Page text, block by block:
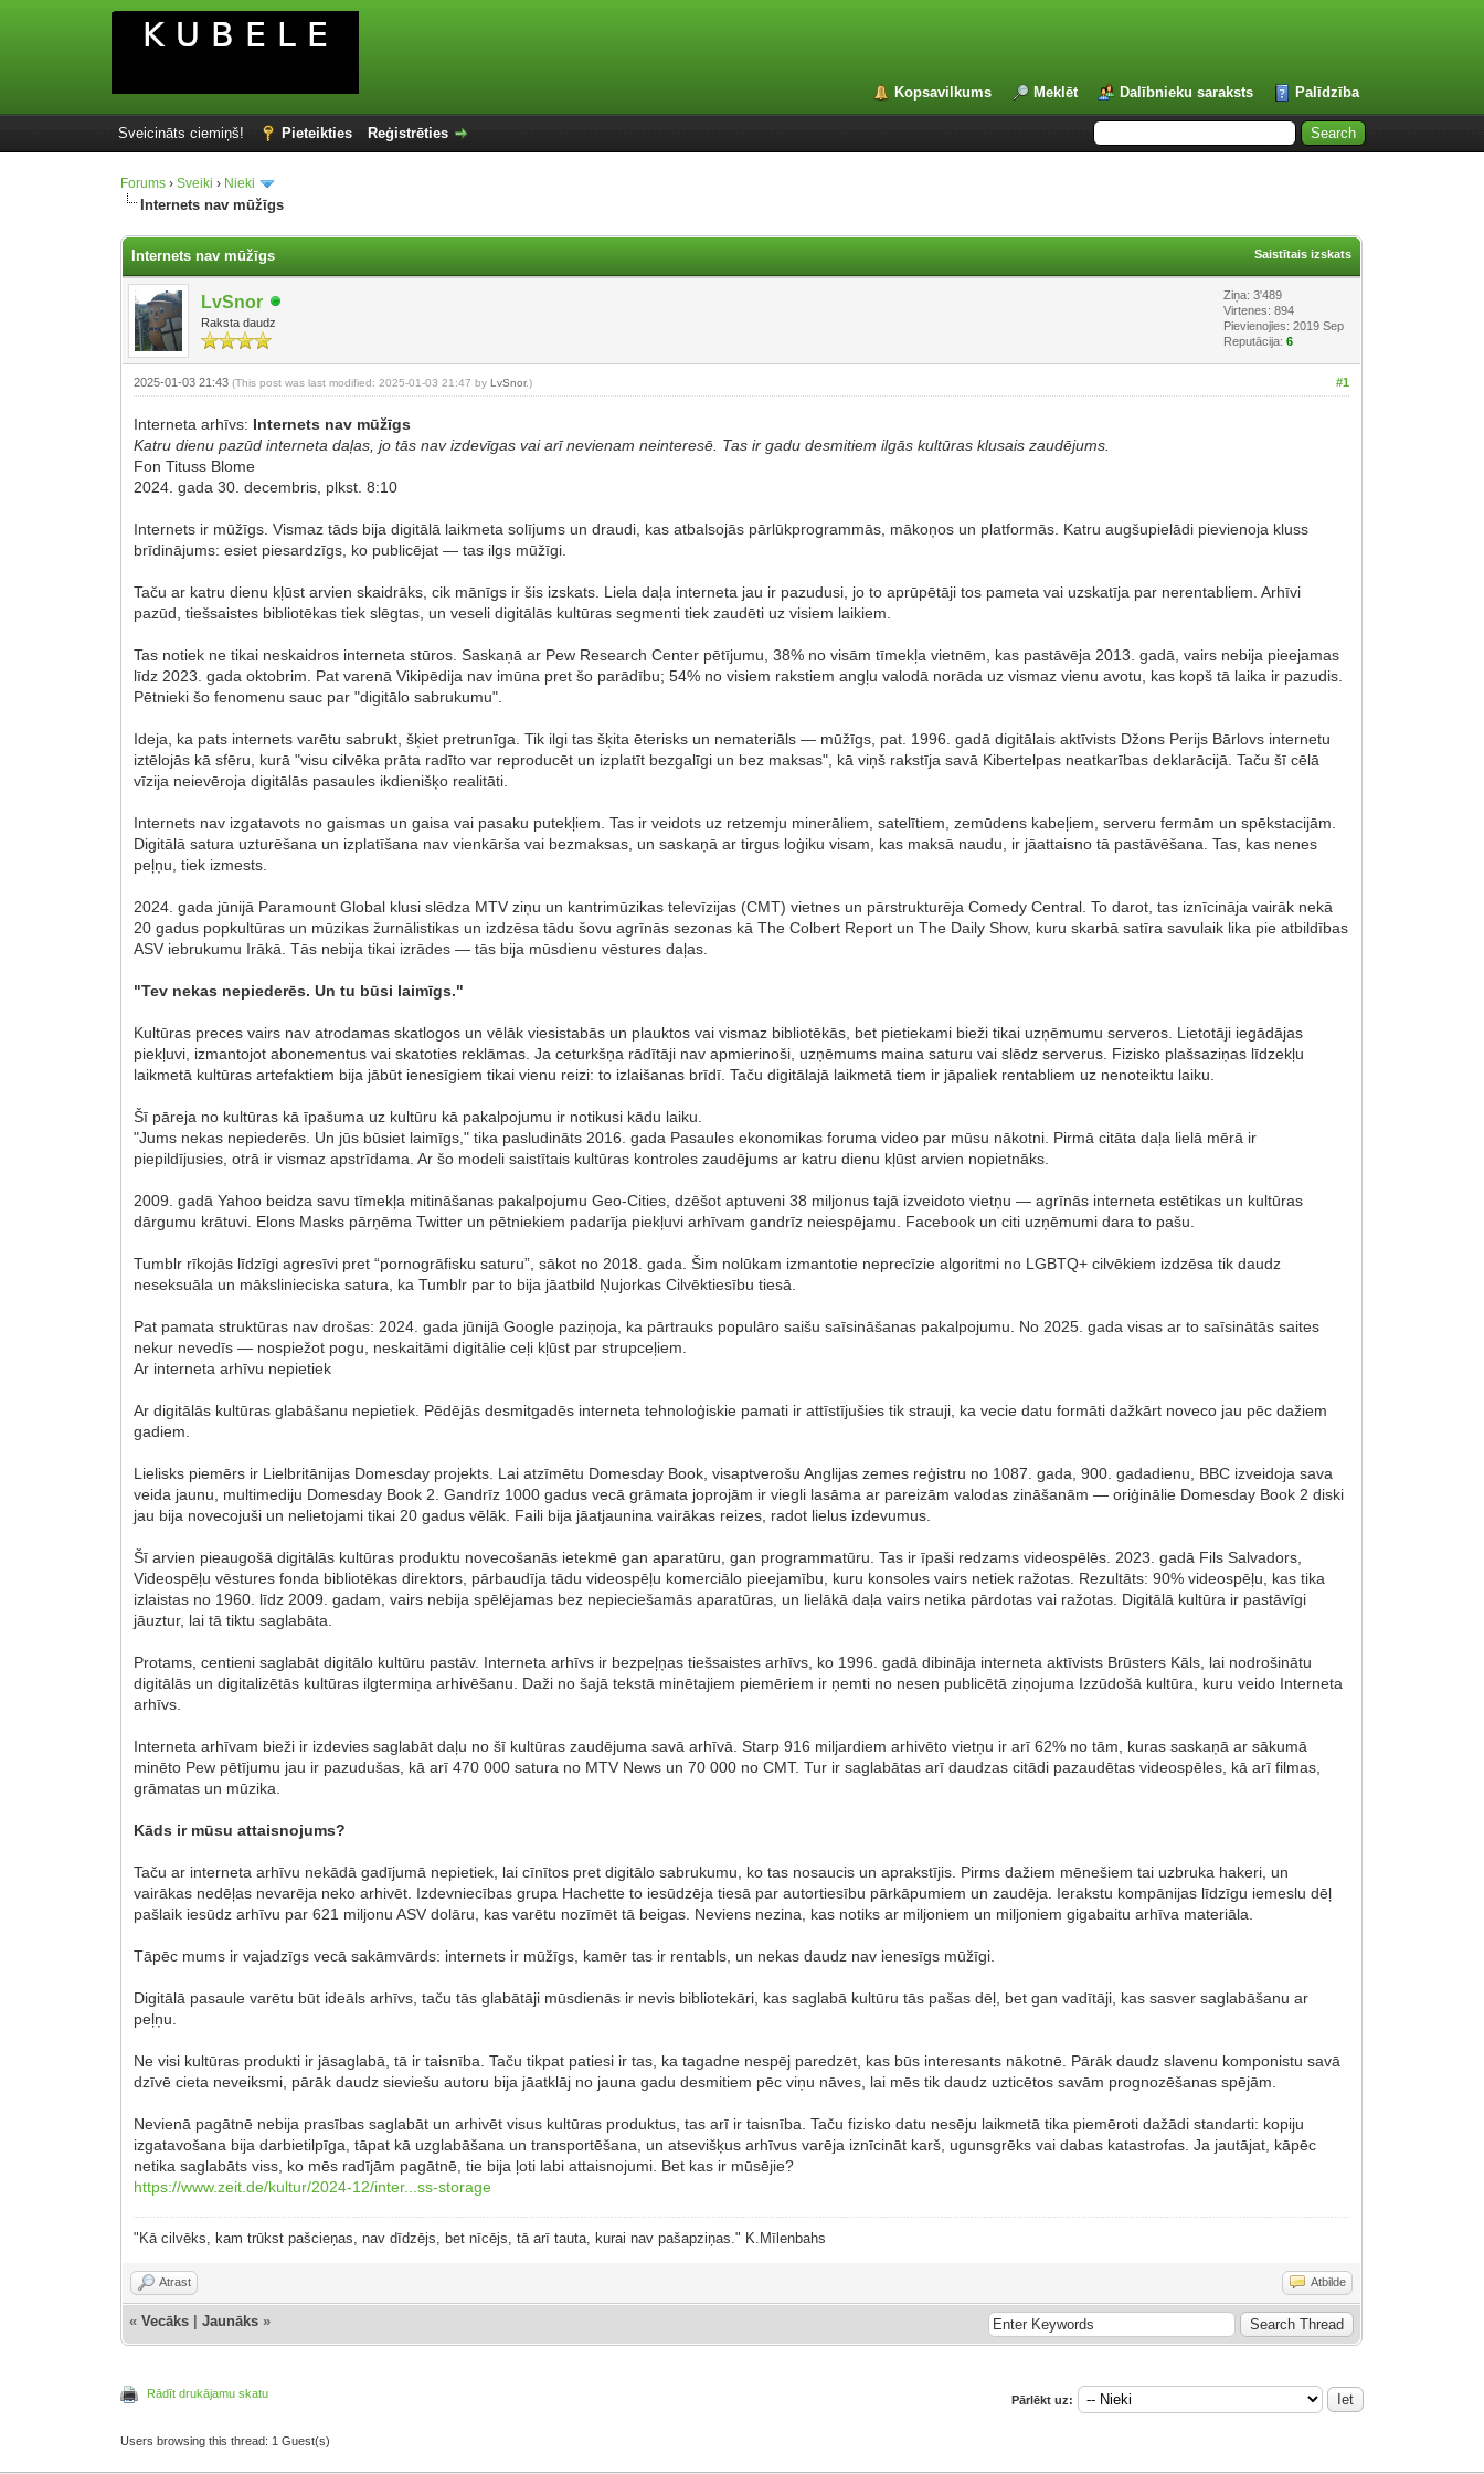
Kopsavilkums Meklēt Dalībnieku saraksts Palīdzība
Sveicināts ciemiņš! Pieteikties Reģistrēties
Forums ›Sveiki › Nieki
Internets nav mūžīgs
Saistītais izskats
Internets nav mūžīgs
LvSnor
Raksta daudz
Ziņa: 3'489
Virtenes: 894
Pievienojies: 2019 Sep
Reputācija:6
#1
2025-01-03 21:43(This post was last modified: 2025-01-03 21:47 byLvSnor.)
Interneta arhīvs: Internets nav mūžīgs
Katru dienu pazūd interneta daļas, jo tās nav izdevīgas vai arī nevienam neinteresē. Tas ir gadu desmitiem ilgās kultūras klusais zaudējums.
Fon Tituss Blome
2024. gada 30. decembris, plkst. 8:10
Internets ir mūžīgs. Vismaz tāds bija digitālā laikmeta solījums un draudi, kas atbalsojās pārlūkprogrammās, mākoņos un platformās. Katru augšupielādi pievienoja kluss
brīdinājums: esiet piesardzīgs, ko publicējat — tas ilgs mūžīgi.
Taču ar katru dienu kļūst arvien skaidrāks, cik mānīgs ir šis izskats. Liela daļa interneta jau ir pazudusi, jo to aprūpētāji tos pameta vai uzskatīja par nerentabliem. Arhīvi
pazūd, tiešsaistes bibliotēkas tiek slēgtas, un veseli digitālās kultūras segmenti tiek zaudēti uz visiem laikiem.
Tas notiek ne tikai neskaidros interneta stūros. Saskaņā ar Pew Research Center pētījumu, 38% no visām tīmekļa vietnēm, kas pastāvēja 2013. gadā, vairs nebija pieejamas
līdz 2023. gada oktobrim. Pat varenā Vikipēdija nav imūna pret šo parādību; 54% no visiem rakstiem angļu valodā norāda uz vismaz vienu avotu, kas kopš tā laika ir pazudis.
Pētnieki šo fenomenu sauc par "digitālo sabrukumu".
Ideja, ka pats internets varētu sabrukt, šķiet pretrunīga. Tik ilgi tas šķita ēterisks un nemateriāls — mūžīgs, pat. 1996. gadā digitālais aktīvists Džons Perijs Bārlovs internetu
iztēlojās kā sfēru, kurā "visu cilvēka prāta radīto var reproducēt un izplatīt bezgalīgi un bez maksas", kā viņš rakstīja savā Kibertelpas neatkarības deklarācijā. Taču šī cēlā
vīzija neievēroja digitālās pasaules ikdienišķo realitāti.
Internets nav izgatavots no gaismas un gaisa vai pasaku putekļiem. Tas ir veidots uz retzemju minerāliem, satelītiem, zemūdens kabeļiem, serveru fermām un spēkstacijām.
Digitālā satura uzturēšana un izplatīšana nav vienkārša vai bezmaksas, un saskaņā ar tirgus loģiku visam, kas maksā naudu, ir jāattaisno tā pastāvēšana. Tas, kas nenes
peļņu, tiek izmests.
2024. gada jūnijā Paramount Global klusi slēdza MTV ziņu un kantrimūzikas televīzijas (CMT) vietnes un pārstrukturēja Comedy Central. To darot, tas iznīcināja vairāk nekā
20 gadus popkultūras un mūzikas žurnālistikas un izdzēsa tādu šovu agrīnās sezonas kā The Colbert Report un The Daily Show, kuru skarbā satīra savulaik lika pie atbildības
ASV iebrukumu Irākā. Tās nebija tikai izrādes — tās bija mūsdienu vēstures daļas.
"Tev nekas nepiederēs. Un tu būsi laimīgs."
Kultūras preces vairs nav atrodamas skatlogos un vēlāk viesistabās un plauktos vai vismaz bibliotēkās, bet pietiekami bieži tikai uzņēmumu serveros. Lietotāji iegādājas
piekļuvi, izmantojot abonementus vai skatoties reklāmas. Ja ceturkšņa rādītāji nav apmierinoši, uzņēmums maina saturu vai slēdz serverus. Fizisko plašsaziņas līdzekļu
laikmetā kultūras artefaktiem bija jābūt ienesīgiem tikai vienu reizi: to izlaišanas brīdī. Taču digitālajā laikmetā tiem ir jāpaliek rentabliem uz nenoteiktu laiku.
Šī pāreja no kultūras kā īpašuma uz kultūru kā pakalpojumu ir notikusi kādu laiku.
"Jums nekas nepiederēs. Un jūs būsiet laimīgs," tika pasludināts 2016. gada Pasaules ekonomikas foruma video par mūsu nākotni. Pirmā citāta daļa lielā mērā ir
piepildījusies, otrā ir vismaz apstrīdama. Ar šo modeli saistītais kultūras kontroles zaudējums ar katru dienu kļūst arvien nopietnāks.
2009. gadā Yahoo beidza savu tīmekļa mitināšanas pakalpojumu Geo-Cities, dzēšot aptuveni 38 miljonus tajā izveidoto vietņu — agrīnās interneta estētikas un kultūras
dārgumu krātuvi. Elons Masks pārņēma Twitter un pētniekiem padarīja piekļuvi arhīvam gandrīz neiespējamu. Facebook un citi uzņēmumi dara to pašu.
Tumblr rīkojās līdzīgi agresīvi pret “pornogrāfisku saturu”, sākot no 2018. gada. Šim nolūkam izmantotie neprecīzie algoritmi no LGBTQ+ cilvēkiem izdzēsa tik daudz
neseksuāla un mākslinieciska satura, ka Tumblr par to bija jāatbild Ņujorkas Cilvēktiesību tiesā.
Pat pamata struktūras nav drošas: 2024. gada jūnijā Google paziņoja, ka pārtrauks populāro saišu saīsināšanas pakalpojumu. No 2025. gada visas ar to saīsinātās saites
nekur nevedīs — nospiežot pogu, neskaitāmi digitālie ceļi kļūst par strupceļiem.
Ar interneta arhīvu nepietiek
Ar digitālās kultūras glabāšanu nepietiek. Pēdējās desmitgadēs interneta tehnoloģiskie pamati ir attīstījušies tik strauji, ka vecie datu formāti dažkārt noveco jau pēc dažiem
gadiem.
Lielisks piemērs ir Lielbritānijas Domesday projekts. Lai atzīmētu Domesday Book, visaptverošu Anglijas zemes reģistru no 1087. gada, 900. gadadienu, BBC izveidoja sava
veida jaunu, multimediju Domesday Book 2. Gandrīz 1000 gadus vecā grāmata joprojām ir viegli lasāma ar pareizām valodas zināšanām — oriģinālie Domesday Book 2 diski
jau bija novecojuši un nelietojami tikai 20 gadus vēlāk. Faili bija jāatjaunina vairākas reizes, radot lielus izdevumus.
Šī arvien pieaugošā digitālās kultūras produktu novecošanās ietekmē gan aparatūru, gan programmatūru. Tas ir īpaši redzams videospēlēs. 2023. gadā Fils Salvadors,
Videospēļu vēstures fonda bibliotēkas direktors, pārbaudīja tādu videospēļu komerciālo pieejamību, kuru konsoles vairs netiek ražotas. Rezultāts: 90% videospēļu, kas tika
izlaistas no 1960. līdz 2009. gadam, vairs nebija spēlējamas bez nepieciešamās aparatūras, un lielākā daļa vairs netika pārdotas vai ražotas. Digitālā kultūra ir pastāvīgi
jāuztur, lai tā tiktu saglabāta.
Protams, centieni saglabāt digitālo kultūru pastāv. Interneta arhīvs ir bezpeļņas tiešsaistes arhīvs, ko 1996. gadā dibināja interneta aktīvists Brūsters Kāls, lai nodrošinātu
digitālās un digitalizētās kultūras ilgtermiņa arhivēšanu. Daži no šajā tekstā minētajiem piemēriem ir ņemti no nesen publicētā ziņojuma Izzūdošā kultūra, kuru veido Interneta
arhīvs.
Interneta arhīvam bieži ir izdevies saglabāt daļu no šī kultūras zaudējuma savā arhīvā. Starp 916 miljardiem arhivēto vietņu ir arī 62% no tām, kuras saskaņā ar sākumā
minēto Pew pētījumu jau ir pazudušas, kā arī 470 000 satura no MTV News un 70 000 no CMT. Tur ir saglabātas arī daudzas citādi pazaudētas videospēles, kā arī filmas,
grāmatas un mūzika.
Kāds ir mūsu attaisnojums?
Taču ar interneta arhīvu nekādā gadījumā nepietiek, lai cīnītos pret digitālo sabrukumu, ko tas nosaucis un aprakstījis. Pirms dažiem mēnešiem tai uzbruka hakeri, un
vairākas nedēļas nevarēja neko arhivēt. Izdevniecības grupa Hachette to iesūdzēja tiesā par autortiesību pārkāpumiem un zaudēja. Ierakstu kompānijas līdzīgu iemeslu dēļ
pašlaik iesūdz arhīvu par 621 miljonu ASV dolāru, kas varētu nozīmēt tā beigas. Neviens nezina, kas notiks ar miljoniem un miljoniem gigabaitu arhīva materiāla.
Tāpēc mums ir vajadzīgs vecā sakāmvārds: internets ir mūžīgs, kamēr tas ir rentabls, un nekas daudz nav ienesīgs mūžīgi.
Digitālā pasaule varētu būt ideāls arhīvs, taču tās glabātāji mūsdienās ir nevis bibliotekāri, kas saglabā kultūru tās pašas dēļ, bet gan vadītāji, kas sasver saglabāšanu ar
peļņu.
Ne visi kultūras produkti ir jāsaglabā, tā ir taisnība. Taču tikpat patiesi ir tas, ka tagadne nespēj paredzēt, kas būs interesants nākotnē. Pārāk daudz slavenu komponistu savā
dzīvē cieta neveiksmi, pārāk daudz sieviešu autoru bija jāatklāj no jauna gadu desmitiem pēc viņu nāves, lai mēs tik daudz uzticētos savām prognozēšanas spējām.
Nevienā pagātnē nebija prasības saglabāt un arhivēt visus kultūras produktus, tas arī ir taisnība. Taču fizisko datu nesēju laikmetā tika piemēroti dažādi standarti: kopiju
izgatavošana bija darbietilpīga, tāpat kā uzglabāšana un transportēšana, un atsevišķus arhīvus varēja iznīcināt karš, ugunsgrēks vai dabas katastrofas. Ja jautājat, kāpēc
netika saglabāts viss, ko mēs radījām pagātnē, tie bija ļoti labi attaisnojumi. Bet kas ir mūsējie?
https://www.zeit.de/kultur/2024-12/inter...ss-storage
"Kā cilvēks, kam trūkst pašcieņas, nav dīdzējs, bet nīcējs, tā arī tauta, kurai nav pašapziņas." K.Mīlenbahs
Atrast Atbilde
«Vecāks |Jaunāks »
Rādīt drukājamu skatu Pārlēkt uz:
Users browsing this thread: 1 Guest(s)